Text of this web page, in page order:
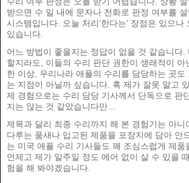
받으면 수 일 내에 문자나 전화로 판정 여부를
시스템입니다. 오늘 처리’한다는’ 장점은 있으나
있습니다.
어느 방법이 좋을지는 정답이 없을 것 같습니다
할지라도, 이들의 수리 판단 권한이 생래적이
한 이상, 우리나라 애플의 수리를 담당하는 곳
는 지점이 아닐까 싶습니다. 혹 제가 잘못 알고
제 경험으로는 수리 담당 기사께서 단독으로 판
지는 않는 것 같았습니다만…
제목과 달리 최종 수리까지 해 본 경험기는 아
다루는 품새나 입고된 제품을 포장지에 담아 안
는 미국 애플 수리 기사들도 꽤 조심스럽게 제
언제고 제가 일주일 정도 에어 없이 살 수 있을
험을 해 봐야겠습니다.